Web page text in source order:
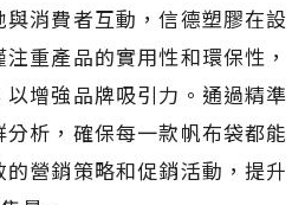
消費者互動，信德塑膠在設
重產品的實用性和環保性，
增強品牌吸引力。通過精準
析，確保每一款帆布袋都能
營銷策略和促銷活動，提升